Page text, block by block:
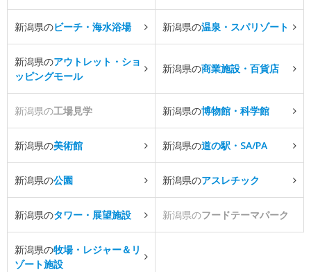
新潟県のビーチ・海水浴場 新潟県の温泉・スパリゾート
新潟県のアウトレット・ショ
ッピングモール
新潟県の商業施設・百貨店
新潟県の工場見学 新潟県の博物館・科学館
新潟県の美術館 新潟県の道の駅・SA/PA
新潟県の公園 新潟県のアスレチック
新潟県のタワー・展望施設 新潟県のフードテーマパーク
新潟県の牧場・レジャー＆リ
ゾート施設